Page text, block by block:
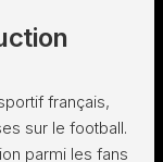
français,
sur le football.
parmi les fans